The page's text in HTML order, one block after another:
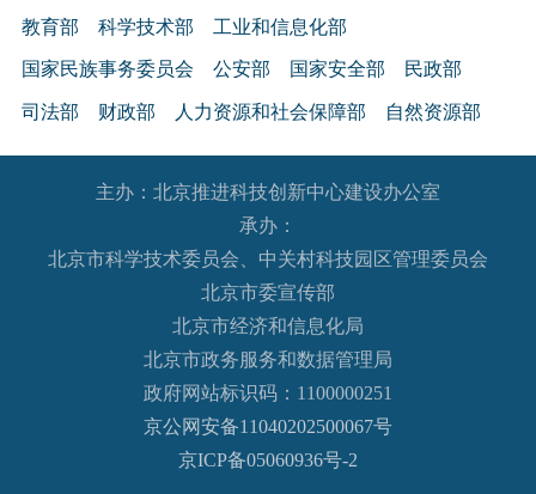
教育部 科学技术部 工业和信息化部
国家民族事务委员会 公安部 国家安全部 民政部
司法部 财政部 人力资源和社会保障部 自然资源部
生态环境部 住房和城乡建设部 交通运输部 水利部
农业农村部 商务部 文化和旅游部
退役军人事务部
国家语言文字工作委员会
国家航天局 国家原子能机构
国家核安全局
国务院国有资产监督管理委员会
国家市场监督管理总局
主办：北京推进科技创新中心建设办公室
承办：
北京市科学技术委员会、中关村科技园区管理委员会
北京市委宣传部
北京市经济和信息化局
北京市政务服务和数据管理局
政府网站标识码：1100000251
京公网安备11040202500067号
京ICP备05060936号-2